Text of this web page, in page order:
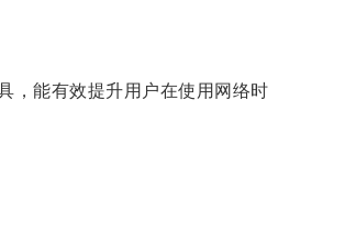
，能有效提升用户在使用网络时